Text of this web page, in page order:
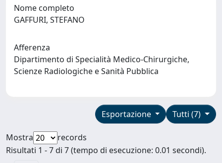
Nome completo
GAFFURI, STEFANO
Afferenza
Dipartimento di Specialità Medico-Chirurgiche,
Scienze Radiologiche e Sanità Pubblica
Tutti (7)
Esportazione
Mostra
records
Risultati 1 - 7 di 7 (tempo di esecuzione: 0.01 secondi).